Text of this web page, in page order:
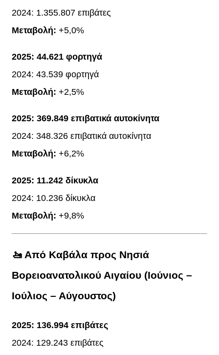
2024: 1.355.807 επιβάτες
Μεταβολή: +5,0%
2025: 44.621 φορτηγά
2024: 43.539 φορτηγά
Μεταβολή: +2,5%
2025: 369.849 επιβατικά αυτοκίνητα
2024: 348.326 επιβατικά αυτοκίνητα
Μεταβολή: +6,2%
2025: 11.242 δίκυκλα
2024: 10.236 δίκυκλα
Μεταβολή: +9,8%
🚤 Από Καβάλα προς Νησιά
Βορειοανατολικού Αιγαίου (Ιούνιος –
Ιούλιος – Αύγουστος)
2025: 136.994 επιβάτες
2024: 129.243 επιβάτες